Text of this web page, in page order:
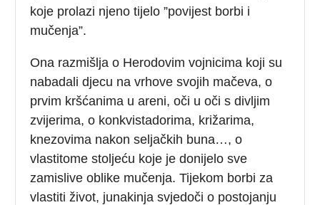
koje prolazi njeno tijelo ”povijest borbi i
mučenja”.
Ona razmišlja o Herodovim vojnicima koji su
nabadali djecu na vrhove svojih mačeva, o
prvim kršćanima u areni, oči u oči s divljim
zvijerima, o konkvistadorima, križarima,
knezovima nakon seljačkih buna…, o
vlastitome stoljeću koje je donijelo sve
zamislive oblike mučenja. Tijekom borbi za
vlastiti život, junakinja svjedoči o postojanju